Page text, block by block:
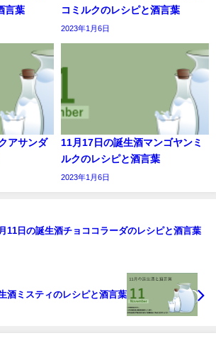
言葉
コミルクのレシピと酒言葉
2023年1月6日
アサンダ
11月17日の誕生酒マンゴヤンミ
ルクのレシピと酒言葉
2023年1月6日
11日の誕生酒チョココラーダのレシピと酒言葉
酒ミスティのレシピと酒言葉